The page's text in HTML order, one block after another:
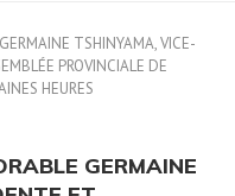
TSHINYAMA, VICE-
PROVINCIALE DE
HEURES
GERMAINE